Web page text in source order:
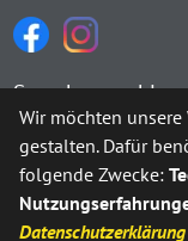
Sprachauswahl
Möchten Sie von
Wir möchten
gestalten. Dafür
folgende Zwecke:
Datenschutzerklärung